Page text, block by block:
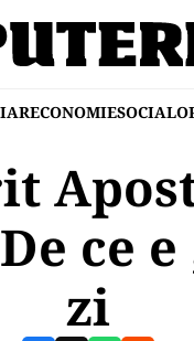
ECONOMIESOCIAL
ce e
zi